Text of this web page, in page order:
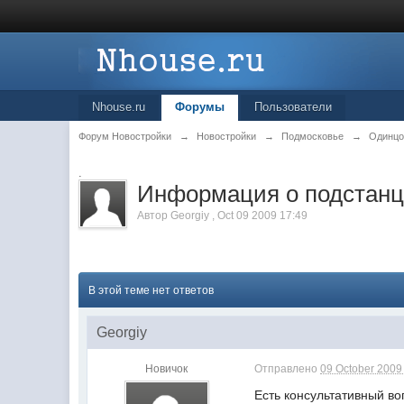
Nhouse.ru Форумы Пользователи
Форум Новостройки → Новостройки → Подмосковье →
.
Информация о
АвторGeorgiy ,Oct 09 2009 17:49
В этой теме нет ответов
Georgiy
Новичок Отправлено09 October 2009
Есть консультативный